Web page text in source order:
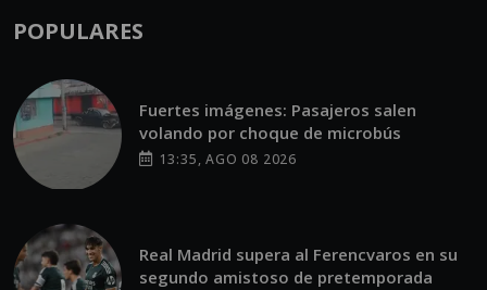
POPULARES
Fuertes imágenes: Pasajeros salen
volando por choque de microbús
13:35, AGO 08 2026
Real Madrid supera al Ferencvaros en su
segundo amistoso de pretemporada